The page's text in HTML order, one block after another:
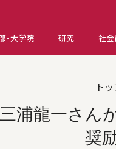
・大学院 研究 社
ト
浦龍一さん
奨